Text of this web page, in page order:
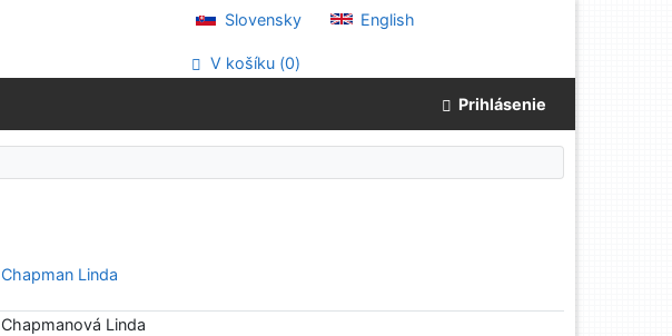
Slovensky English
V košíku (0)
Prihlásenie
Chapman Linda
Chapmanová Linda